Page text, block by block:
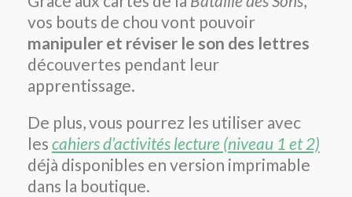
vos bouts de chou vont pouvoir
manipuler et réviser le son des lettres
découvertes pendant leur
apprentissage.
De plus, vous pourrez les utiliser avec
les cahiers d’activités lecture (niveau 1 et 2)
déjà disponibles en version imprimable
dans la boutique.